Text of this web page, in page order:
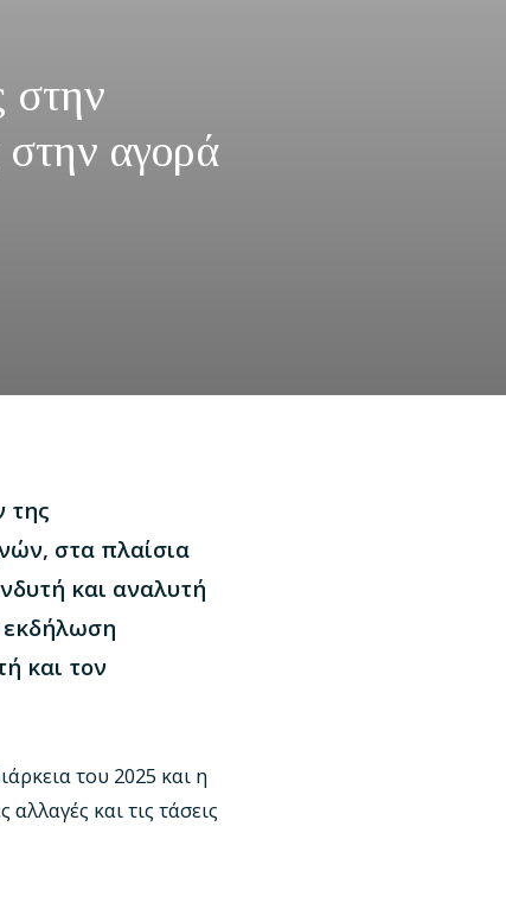
στην
στην αγορά
της
στα πλαίσια
και αναλυτή
εκδήλωση
και τον
του 2025 και η
και τις τάσεις